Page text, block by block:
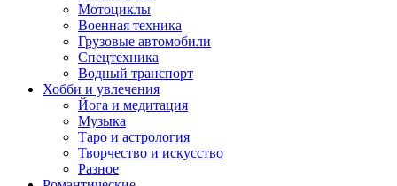
Мотоциклы
Военная техника
Грузовые автомобили
Спецтехника
Водный транспорт
Хобби и увлечения
Йога и медитация
Музыка
Таро и астрология
Творчество и искусство
Разное